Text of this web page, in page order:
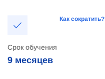
Как сократить?
Срок обучения
9 месяцев